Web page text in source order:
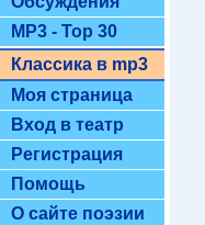
MP3 - Top 30
Классика в mp3
Моя страница
Вход в театр
Регистрация
Помощь
О сайте поэзии